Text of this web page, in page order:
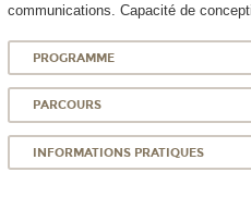
communications. Capacité de
PROGRAMME
PARCOURS
INFORMATIONS PRATIQUES